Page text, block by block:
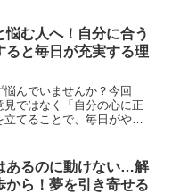
チャンスを掴み取りましょ
悩む人へ！自分に合う
ると毎日が充実する理
悩んでいませんか？今回
見ではなく「自分の心に正
立てることで、毎日がやり
きる一歩を知り、充実した
しょう。
あるのに動けない…解
から！夢を引き寄せる